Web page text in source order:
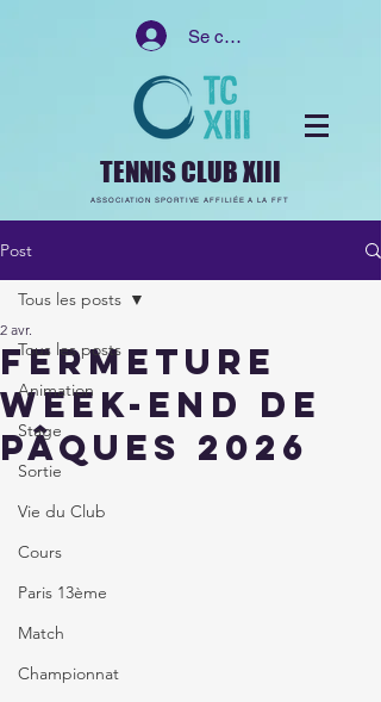
Se connecter
TENNIS CLUB XIII
ASSOCIATION SPORTIVE AFFILIÉE A LA FFT
Post
Tous les posts
Animation
Stage
Sortie
Vie du Club
Cours
Paris 13ème
Match
Championnat
Tous les posts
FERMETURE
WEEK-END DE
PÂQUES 2026
2 avr.